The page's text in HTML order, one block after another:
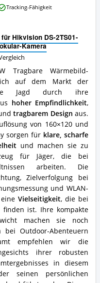
Hikvision DS-2TS01-
Kamera
Tragbare Wärmebild-
auf dem Markt der
Jagd durch ihre
hoher Empfindlichkeit,
tragbarem Design aus.
von 160×120 und
sorgen für klare, scharfe
und machen sie zu
für Jäger, die bei
arbeiten. Die
Zielverfolgung bei
und WLAN-
eineVielseitigkeit, die bei
finden ist. Ihre kompakte
machen sie noch
Outdoor-Abenteuern
empfehlen wir die
ihrer robusten
in diesem
seinen persönlichen
Tracking-Fähigkeit